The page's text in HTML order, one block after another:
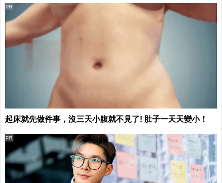
起床就先做件事，沒三天小腹就不見了! 肚子一天天變小！
PR
PR